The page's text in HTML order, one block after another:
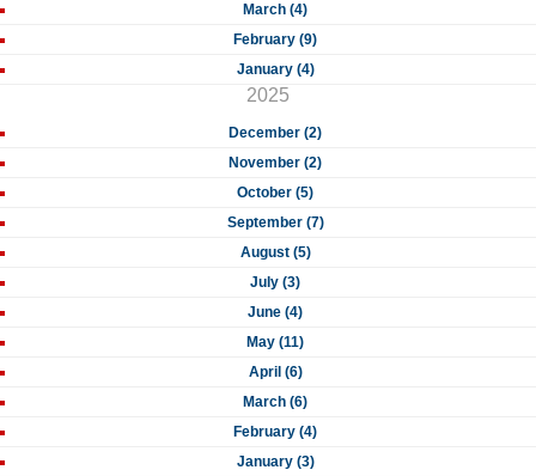
March (4)
February (9)
January (4)
2025
December (2)
November (2)
October (5)
September (7)
August (5)
July (3)
June (4)
May (11)
April (6)
March (6)
February (4)
January (3)